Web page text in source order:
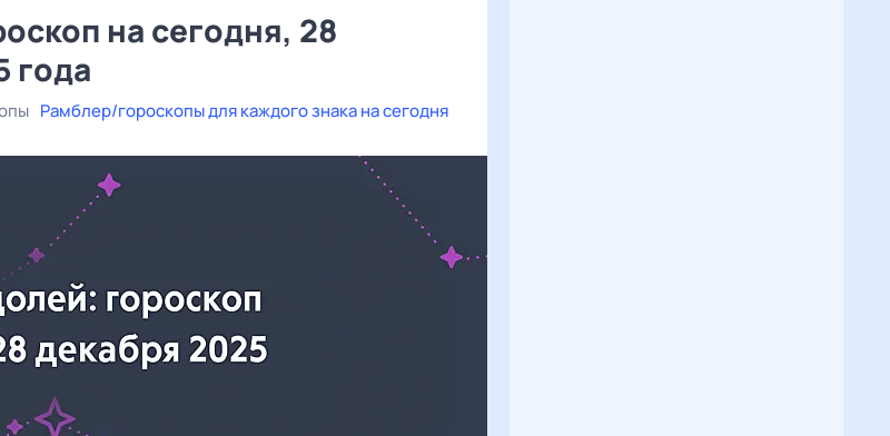
на сегодня, 28
года
Рамблер/гороскопы для каждого знака на сегодня